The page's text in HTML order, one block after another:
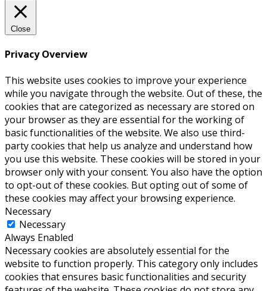
Close
Privacy Overview
This website uses cookies to improve your experience
while you navigate through the website. Out of these, the
cookies that are categorized as necessary are stored on
your browser as they are essential for the working of
basic functionalities of the website. We also use third-
party cookies that help us analyze and understand how
you use this website. These cookies will be stored in your
browser only with your consent. You also have the option
to opt-out of these cookies. But opting out of some of
these cookies may affect your browsing experience.
Necessary
Necessary
Always Enabled
Necessary cookies are absolutely essential for the
website to function properly. This category only includes
cookies that ensures basic functionalities and security